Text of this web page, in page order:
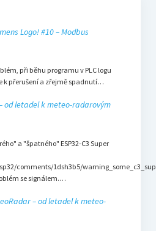
Logo! #10 – Modbus
při běhu programu v PLC logu
k přerušení a zřejmě spadnutí…
od letadel k meteo-radarovým
a "špatného" ESP32-C3 Super
comments/1dsh3b5/
se signálem.…
– od letadel k meteo-